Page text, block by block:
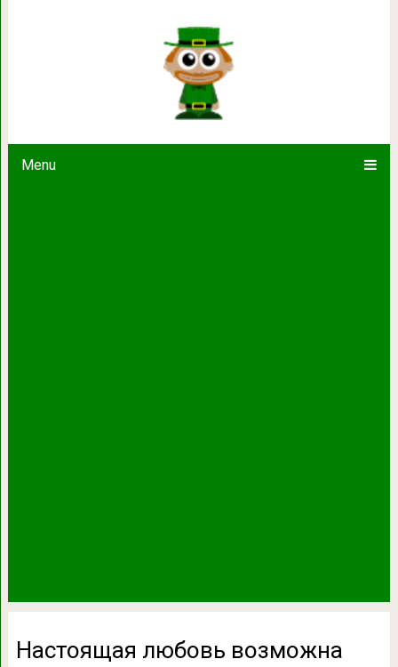
Menu
Настоящая любовь возможна
Настоящая любовь возможна